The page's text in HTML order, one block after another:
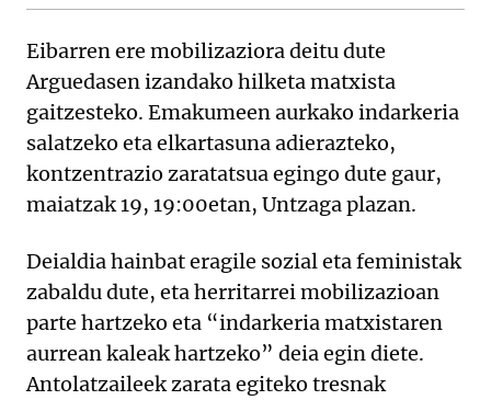
Eibarren ere mobilizaziora deitu dute
Arguedasen izandako hilketa matxista
gaitzesteko. Emakumeen aurkako indarkeria
salatzeko eta elkartasuna adierazteko,
kontzentrazio zaratatsua egingo dute gaur,
maiatzak 19, 19:00etan, Untzaga plazan.
Deialdia hainbat eragile sozial eta feministak
zabaldu dute, eta herritarrei mobilizazioan
parte hartzeko eta “indarkeria matxistaren
aurrean kaleak hartzeko” deia egin diete.
Antolatzaileek zarata egiteko tresnak